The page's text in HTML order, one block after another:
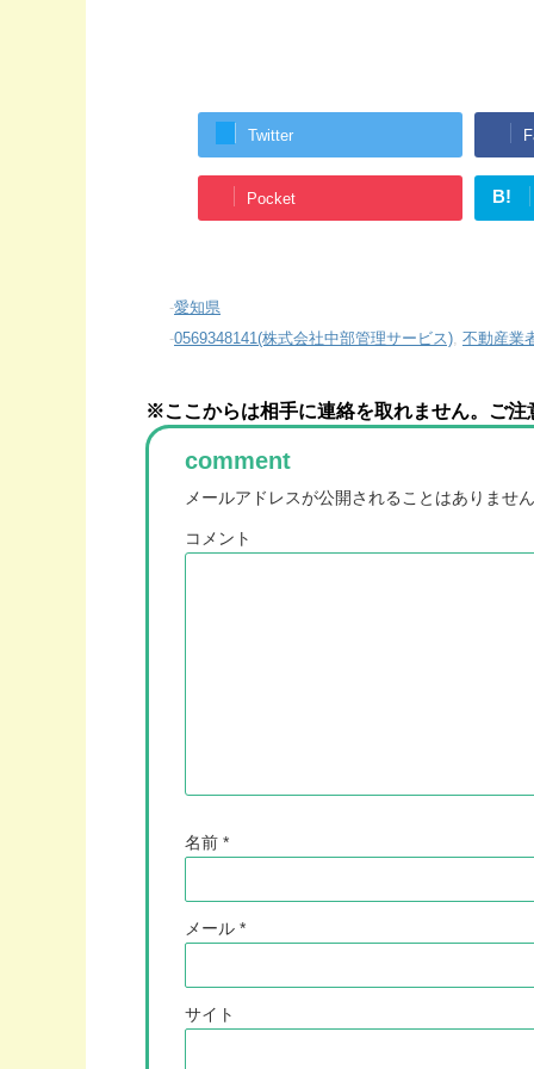
Twitter
Pocket B!
-愛知県
-0569348141(株式会社中部管理サービス), 不動産業
※ここからは相手に連絡を取れません。ご注
comment
メールアドレスが公開されることはありませ
コメント
名前 *
メール *
サイト